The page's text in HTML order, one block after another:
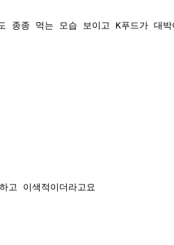
종종 먹는 모습 보이고 K푸드가 대박
고 이색적이더라고요